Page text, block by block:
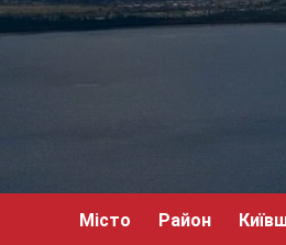
Перейти
до
Місто Район